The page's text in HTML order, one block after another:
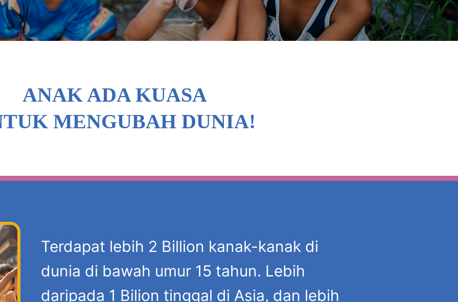
ANAK ADA KUASA
MENGUBAH DUNIA!
Terdapat lebih 2 Billion kanak-kanak di
dunia di bawah umur 15 tahun. Lebih
daripada 1 Bilion tinggal di Asia, dan lebih